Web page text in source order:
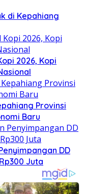
di Kepahiang
2026, Kopi
Provinsi
Baru
DD
Juta